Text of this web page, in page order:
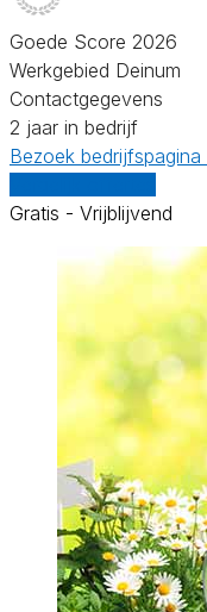
Goede Score 2026
Werkgebied Deinum
Contactgegevens
2 jaar in bedrijf
Bezoek bedrijfspagina
Gratis - Vrijblijvend